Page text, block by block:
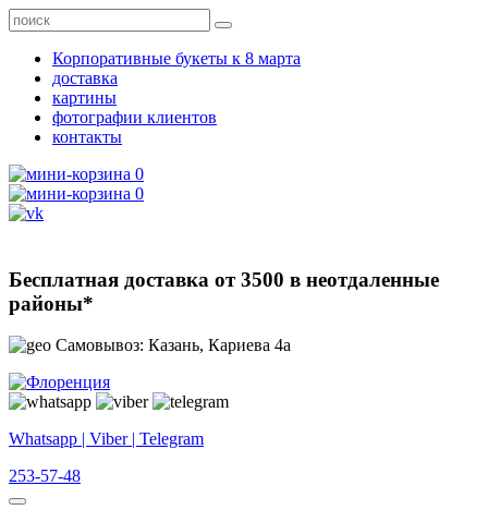
Корпоративные букеты к 8 марта
доставка
картины
фотографии клиентов
контакты
0
0
Бесплатная доставка от 3500 в неотдаленные
районы*
Самовывоз: Казань, Кариева 4а
Whatsapp | Viber | Telegram
253-57-48